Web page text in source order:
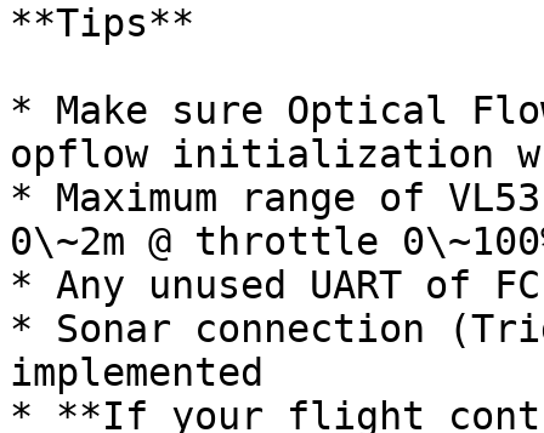
**Tips**
* Make sure Optical
opflow initialization
* Maximum range of
0\~2m @ throttle
* Any unused UART of
* Sonar connection
implemented
* **If your flight